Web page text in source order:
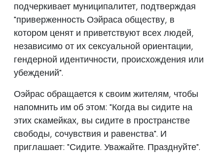
подчеркивает муниципалитет, подтверждая
"приверженность Оэйраса обществу, в
котором ценят и приветствуют всех людей,
независимо от их сексуальной ориентации,
гендерной идентичности, происхождения или
убеждений".
Оэйрас обращается к своим жителям, чтобы
напомнить им об этом: "Когда вы сидите на
этих скамейках, вы сидите в пространстве
свободы, сочувствия и равенства". И
приглашает: "Сидите. Уважайте. Празднуйте".